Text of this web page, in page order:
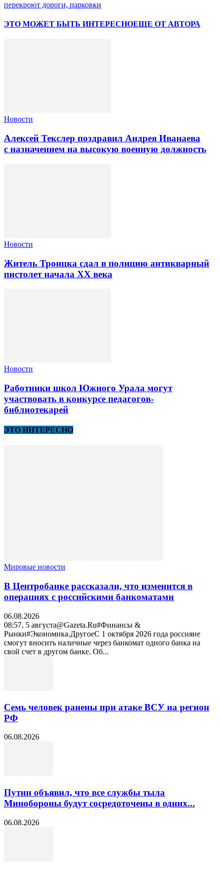
перекроют дороги, парковки
ЭТО МОЖЕТ БЫТЬ ИНТЕРЕСНОЕЩЕ ОТ АВТОРА
Новости
Алексей Текслер поздравил Андрея Иванаева
с назначением на высокую военную должность
Новости
Житель Троицка сдал в полицию антикварный
пистолет начала XX века
Новости
Работники школ Южного Урала могут
участвовать в конкурсе педагогов-
библиотекарей
ЭТО ИНТЕРЕСНО
Мировые новости
В Центробанке рассказали, что изменится в
операциях с российскими банкоматами
06.08.2026
08:57, 5 августа@Gazeta.Ru#Финансы &
Рынки#Экономика.ДругоеС 1 октября 2026 года россияне
смогут вносить наличные через банкомат одного банка на
свой счет в другом банке. Об...
Семь человек ранены при атаке ВСУ на регион
РФ
06.08.2026
Путин объявил, что все службы тыла
Минобороны будут сосредоточены в одних...
06.08.2026